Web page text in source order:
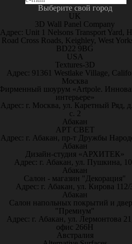
Выберите свой город
UK
3D Wall Panel Company
Адрес: Unit 1 Nelsons Transport Yard,
Road Cross Roads, Keighley, West
BD22 9BG
USA
Textures-3D
Адрес: 91361 Westlake Village,
Москва
шоурум «Artpole.
интерьере»
Адрес: г. Москва, ул. Каретный Ряд,
с. 2
Абакан
АРТ СВЕТ
Адрес: г. Абакан, пр-т Дружбы
Абакан
Дизайн-студия «АРХИТЕК»
Адрес: г. Абакан, ул. Пушкина,
Абакан
Салон - магазин "Декорация"
Адрес: г. Абакан, ул. Кирова 112/
Абакан
Салон напольных покрытий и
"Премиум"
Адрес: г. Абакан, ул. Лермонтова
офис 266Н
Австралия